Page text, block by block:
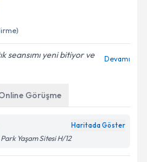
seansımı yeni bitiyor ve
Devamı
Görüşme
Haritada Göster
Yaşam Sitesi H/12